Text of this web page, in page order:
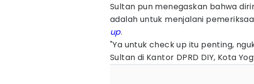
Sultan pun menegaskan bahwa
adalah untuk menjalani
up.
"Ya untuk check up itu penting,
Sultan di Kantor DPRD DIY, Kota